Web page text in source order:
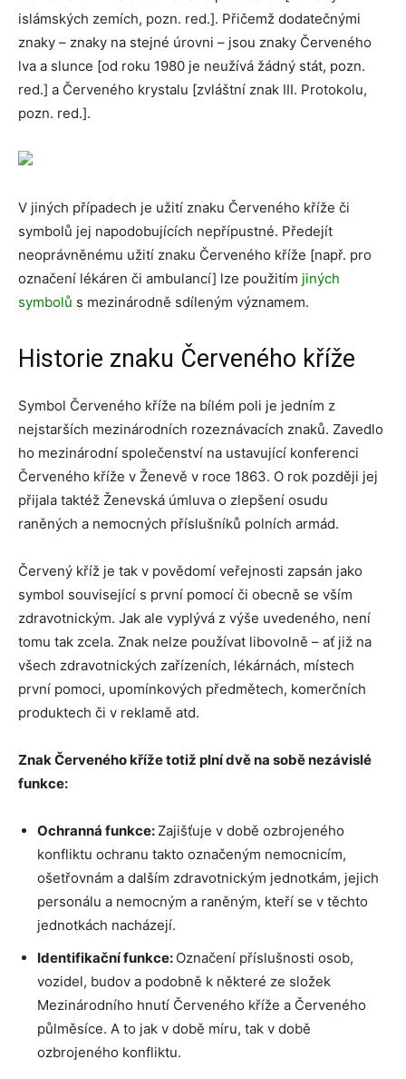
islámských zemích, pozn. red.]. Přičemž dodatečnými
znaky – znaky na stejné úrovni – jsou znaky Červeného
lva a slunce [od roku 1980 je neužívá žádný stát, pozn.
red.] a Červeného krystalu [zvláštní znak III. Protokolu,
pozn. red.].
V jiných případech je užití znaku Červeného kříže či
symbolů jej napodobujících nepřípustné. Předejít
neoprávněnému užití znaku Červeného kříže [např. pro
označení lékáren či ambulancí] lze použitím jiných
symbolů s mezinárodně sdíleným významem.
Historie znaku Červeného kříže
Symbol Červeného kříže na bílém poli je jedním z
nejstarších mezinárodních rozeznávacích znaků. Zavedlo
ho mezinárodní společenství na ustavující konferenci
Červeného kříže v Ženevě v roce 1863. O rok později jej
přijala taktéž Ženevská úmluva o zlepšení osudu
raněných a nemocných příslušníků polních armád.
Červený kříž je tak v povědomí veřejnosti zapsán jako
symbol související s první pomocí či obecně se vším
zdravotnickým. Jak ale vyplývá z výše uvedeného, není
tomu tak zcela. Znak nelze používat libovolně – ať již na
všech zdravotnických zařízeních, lékárnách, místech
první pomoci, upomínkových předmětech, komerčních
produktech či v reklamě atd.
Znak Červeného kříže totiž plní dvě na sobě nezávislé
funkce:
Ochranná funkce: Zajišťuje v době ozbrojeného
konfliktu ochranu takto označeným nemocnicím,
ošetřovnám a dalším zdravotnickým jednotkám, jejich
personálu a nemocným a raněným, kteří se v těchto
jednotkách nacházejí.
Identifikační funkce: Označení příslušnosti osob,
vozidel, budov a podobně k některé ze složek
Mezinárodního hnutí Červeného kříže a Červeného
půlměsíce. A to jak v době míru, tak v době
ozbrojeného konfliktu.